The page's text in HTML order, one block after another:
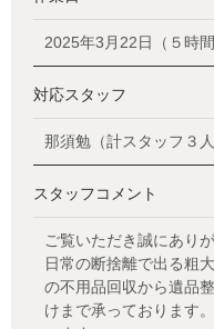
2025年3月22日（５時間
対応スタッフ
那須勉（計スタッフ３人
スタッフコメント
ご覧いただき誠にあり
日常の断捨離で出る粗
の不用品回収から遺品
けまで承っております